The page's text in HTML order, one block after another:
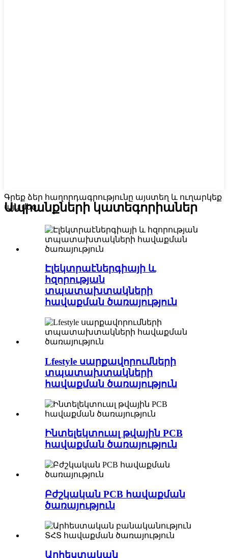
Գրեք ձեր հաղորդագրությունը այստեղ և ուղարկեք
այն մեզ
Ապրանքների կատեգորիաներ
Էլեկտրաէներգիայի և
հզորության
տպատախտակների
հավաքման ծառայություն
Lfestyle սարքավորումների
տպատախտակների
հավաքման ծառայություն
Ինտելեկտուալ թվային PCB
հավաքման ծառայություն
Բժշկական PCB հավաքման
ծառայություն
Արհեստական ​​